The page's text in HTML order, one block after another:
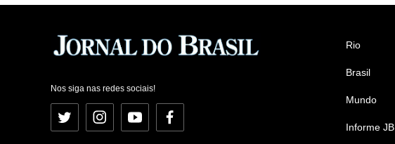
Nos siga nas redes sociais!
Twitter InstagramYouTubeFacebook
Rio
Brasil
Mundo
Informe JB